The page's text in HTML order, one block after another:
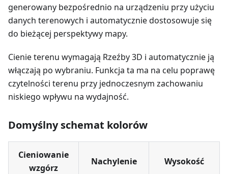
generowany bezpośrednio na urządzeniu przy użyciu
danych terenowych i automatycznie dostosowuje się
do bieżącej perspektywy mapy.
Cienie terenu wymagają Rzeźby 3D i automatycznie ją
włączają po wybraniu. Funkcja ta ma na celu poprawę
czytelności terenu przy jednoczesnym zachowaniu
niskiego wpływu na wydajność.
Domyślny schemat kolorów
Cieniowanie
wzgórz
Nachylenie Wysokość